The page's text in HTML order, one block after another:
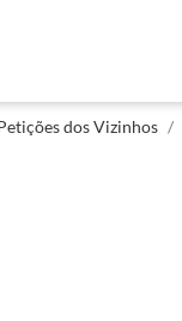
dos Vizinhos /